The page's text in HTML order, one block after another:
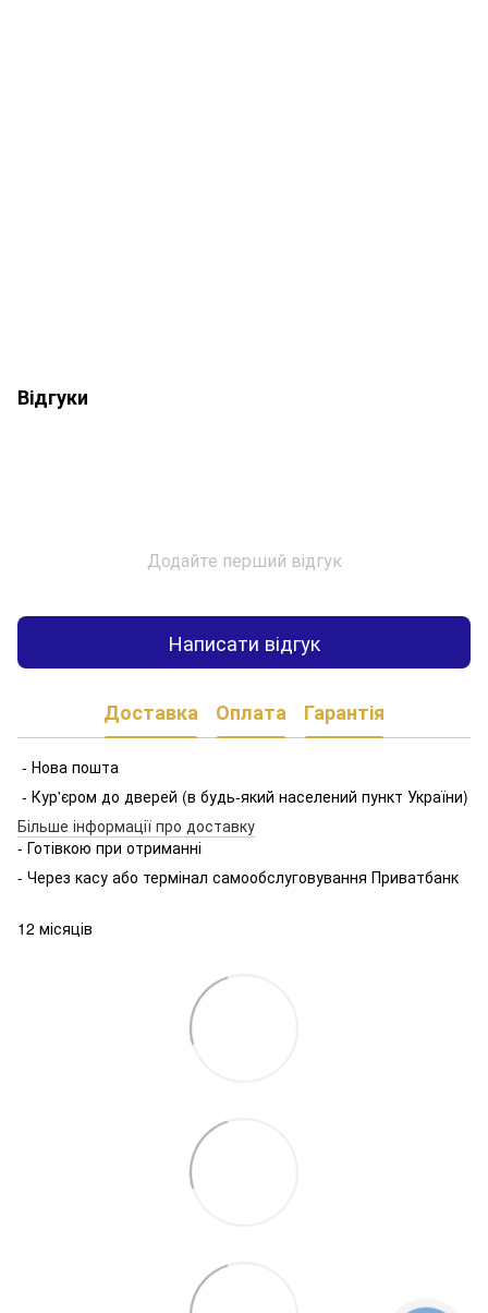
Відгуки
Додайте перший відгук
Написати відгук
Доставка Оплата Гарантія
- Нова пошта
- Кур'єром до дверей (в будь-який населений пункт України)
Більше інформації про доставку
- Готівкою при отриманні
- Через касу або термінал самообслуговування Приватбанк
12 місяців